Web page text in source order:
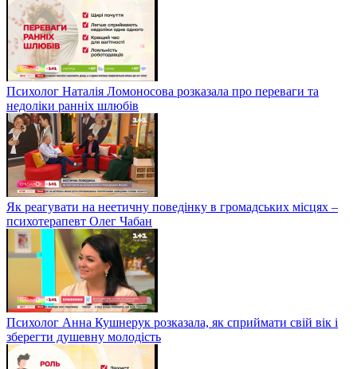
Психолог Наталія Ломоносова розказала про переваги та
недоліки ранніх шлюбів
Як реагувати на неетичну поведінку в громадських місцях –
психотерапевт Олег Чабан
Психолог Анна Кушнерук розказала, як сприймати свій вік і
зберегти душевну молодість